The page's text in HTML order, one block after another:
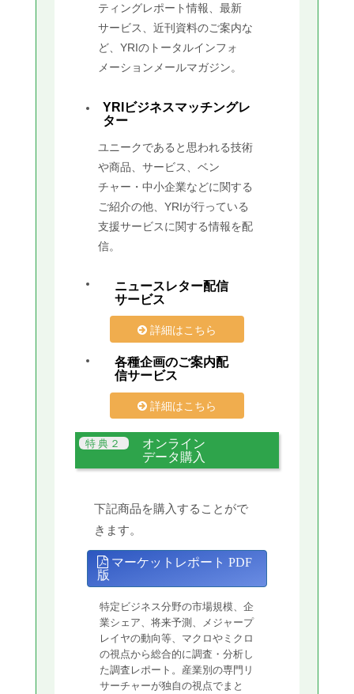
ティングレポート情報、最新
サービス、近刊資料のご案内な
ど、YRIのトータルインフォ
メーションメールマガジン。
YRIビジネスマッチングレ
ター
ユニークであると思われる技術
や商品、サービス、ベン
チャー・中小企業などに関する
ご紹介の他、YRIが行っている
支援サービスに関する情報を配
信。
ニュースレター配信
サービス
詳細はこちら
各種企画のご案内配
信サービス
詳細はこちら
オンライン
データ購入
下記商品を購入することがで
きます。
マーケットレポート PDF
版
特定ビジネス分野の市場規模、企
業シェア、将来予測、メジャープ
レイヤの動向等、マクロやミクロ
の視点から総合的に調査・分析し
た調査レポート。産業別の専門リ
サーチャーが独自の視点でまと